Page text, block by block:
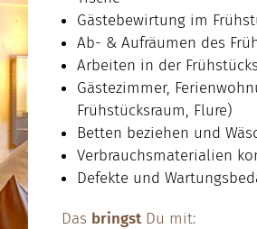
Gästebewirtung im
Ab- & Aufräumen des
Arbeiten in der
Gästezimmer,
Frühstücksraum, Flure)
Betten beziehen und
Verbrauchsmaterialien
Defekte und
Das bringstDu mit: